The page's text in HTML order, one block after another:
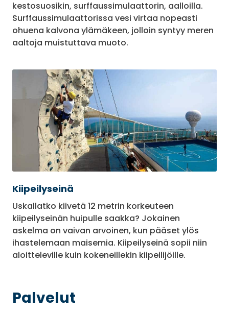
kestosuosikin, surffaussimulaattorin, aalloilla.
Surffaussimulaattorissa vesi virtaa nopeasti
ohuena kalvona ylämäkeen, jolloin syntyy meren
aaltoja muistuttava muoto.
Kiipeilyseinä
Uskallatko kiivetä 12 metrin korkeuteen
kiipeilyseinän huipulle saakka? Jokainen
askelma on vaivan arvoinen, kun pääset ylös
ihastelemaan maisemia. Kiipeilyseinä sopii niin
aloitteleville kuin kokeneillekin kiipeilijöille.
Palvelut